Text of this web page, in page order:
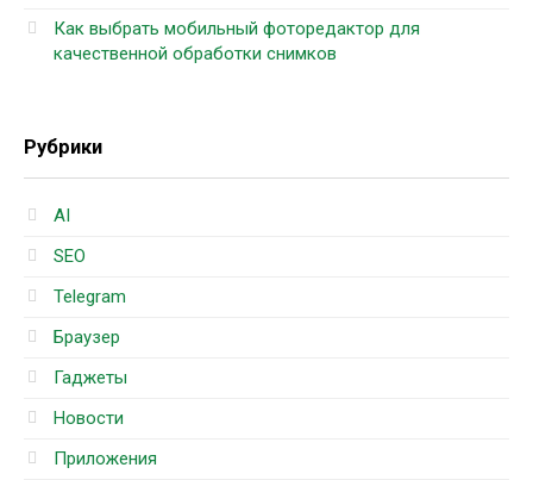
Как выбрать мобильный фоторедактор для
качественной обработки снимков
Рубрики
AI
SEO
Telegram
Браузер
Гаджеты
Новости
Приложения